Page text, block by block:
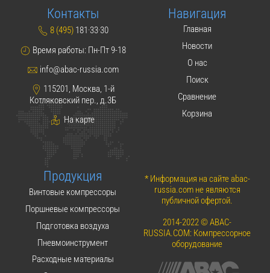
Контакты
8 (495) 181·33·30
Время работы: Пн-Пт 9-18
info@abac-russia.com
115201, Москва, 1-й
Котляковский пер., д.3Б
На карте
Навигация
Главная
Новости
О нас
Поиск
Сравнение
Корзина
Продукция
Винтовые компрессоры
Поршневые компрессоры
Подготовка воздуха
Пневмоинструмент
Расходные материалы
* Информация на сайте abac-
russia.com не являются
публичной офертой.
2014-2022 © ABAC-
RUSSIA.COM: Компрессорное
оборудование